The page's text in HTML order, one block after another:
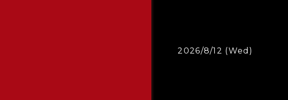
2026/8/12 (Wed)